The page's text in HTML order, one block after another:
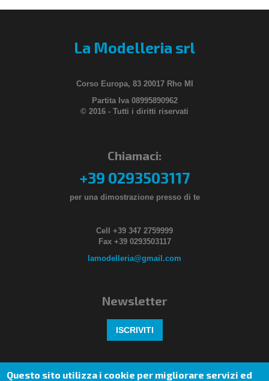
La Modelleria srl
Corso Europa, 83 20017 Rho MI
Partita Iva 08995890962
© 2016 - Tutti i diritti riservati
Chiamaci:
+39 0293503117
per una dimostrazione presso di te
Cell +39 347 2759999
Fax +39 0293503117
lamodelleria@gmail.com
Newsletter
ISCRIVITI
Seguici anche su
Questo sito utilizza i cookie per migliorare servizi ed